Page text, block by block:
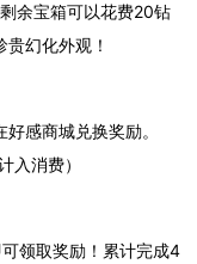
余宝箱可以花费20钻
幻化外观！
感商城兑换奖励。
入消费）
领取奖励！累计完成4